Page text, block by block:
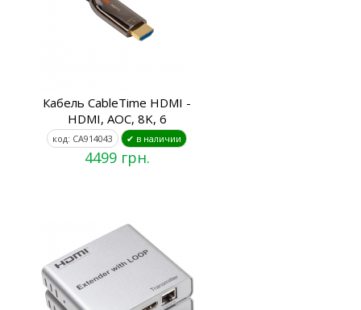
Кабель CableTime HDMI -
HDMI, AOC, 8K, 6
код: CA914043 ✔ в наличии
4499 грн.